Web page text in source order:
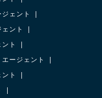
ェント
ント
ト
ージェント
ト